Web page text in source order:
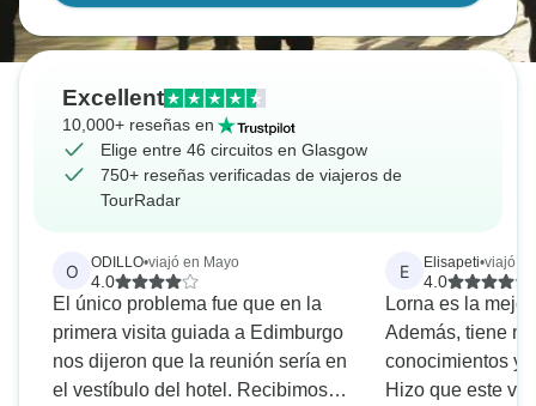
Excellent
10,000+ reseñas en
Elige entre 46 circuitos en Glasgow
750+ reseñas verificadas de viajeros de
TourRadar
O ODILLO•viajó en Mayo
4.0
El único problema fue que en la
primera visita guiada a Edimburgo
nos dijeron que la reunión sería en
el vestíbulo del hotel. Recibimos
E Elisapeti•viajó
4.0
Lorna es la
Además, tiene
conocimientos y
Hizo que este